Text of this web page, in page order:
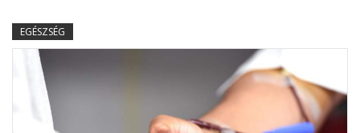
EGÉSZSÉG